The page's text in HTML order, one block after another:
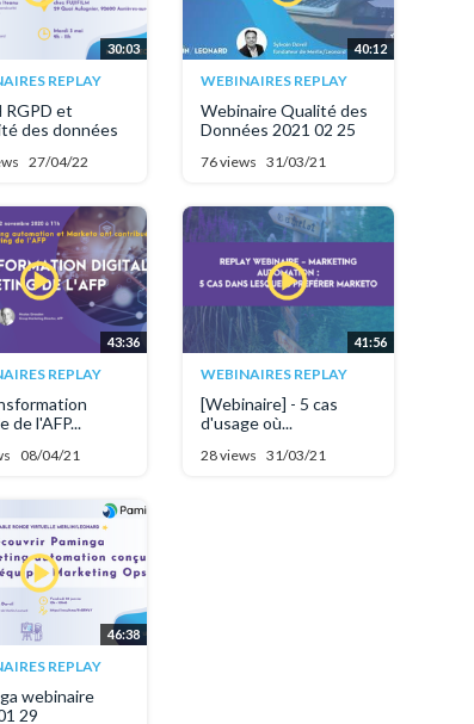
30:03
REPLAY
RGPD et
des données
27/04/22
40:12
WEBINAIRES REPLAY
Webinaire Qualité des
Données 2021 02 25
76 views 31/03/21
43:36
REPLAY
de l'AFP...
08/04/21
41:56
WEBINAIRES REPLAY
[Webinaire] - 5 cas
d'usage où...
28 views 31/03/21
46:38
REPLAY
webinaire
29